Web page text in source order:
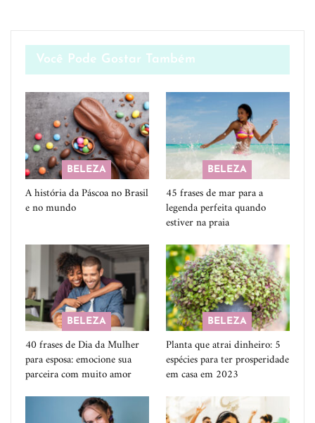
Você Pode Gostar Também
BELEZA
A história da Páscoa no Brasil
e no mundo
BELEZA
45 frases de mar para a
legenda perfeita quando
estiver na praia
BELEZA
40 frases de Dia da Mulher
para esposa: emocione sua
parceira com muito amor
BELEZA
Planta que atrai dinheiro: 5
espécies para ter prosperidade
em casa em 2023